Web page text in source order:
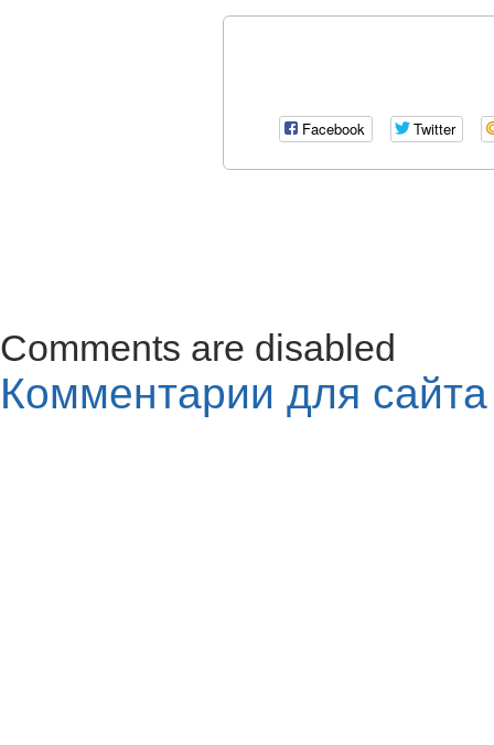
Facebook Twitter
Comments are disabled
Комментарии для